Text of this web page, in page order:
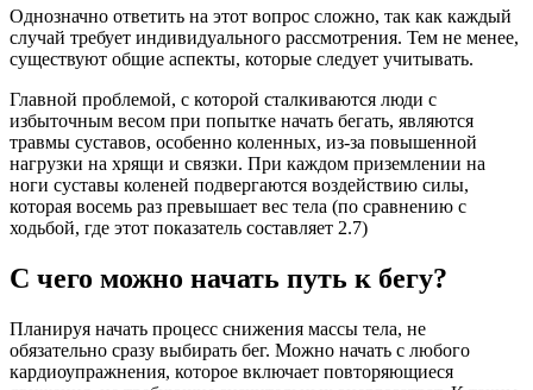
Однозначно ответить на этот вопрос сложно, так как каждый
случай требует индивидуального рассмотрения. Тем не менее,
существуют общие аспекты, которые следует учитывать.
Главной проблемой, с которой сталкиваются люди с
избыточным весом при попытке начать бегать, являются
травмы суставов, особенно коленных, из-за повышенной
нагрузки на хрящи и связки. При каждом приземлении на
ноги суставы коленей подвергаются воздействию силы,
которая восемь раз превышает вес тела (по сравнению с
ходьбой, где этот показатель составляет 2.7)
С чего можно начать путь к бегу?
Планируя начать процесс снижения массы тела, не
обязательно сразу выбирать бег. Можно начать с любого
кардиоупражнения, которое включает повторяющиеся